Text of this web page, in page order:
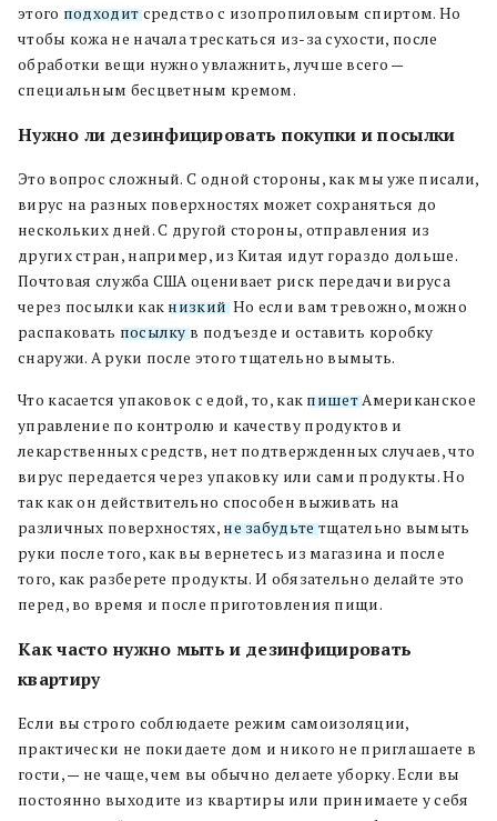
этого подходитсредство с изопропиловым спиртом. Но
чтобы кожа не начала трескаться из-за сухости, после
обработки вещи нужно увлажнить, лучше всего —
специальным бесцветным кремом.
Нужно ли дезинфицировать покупки и посылки
Это вопрос сложный. С одной стороны, как мы уже писали,
вирус на разных поверхностях может сохраняться до
нескольких дней. С другой стороны, отправления из
других стран, например, из Китая идут гораздо дольше.
Почтовая служба США оценивает риск передачи вируса
через посылки как низкий. Но если вам тревожно, можно
распаковать посылкув подъезде и оставить коробку
снаружи. А руки после этого тщательно вымыть.
Что касается упаковок с едой, то, как пишетАмериканское
управление по контролю и качеству продуктов и
лекарственных средств, нет подтвержденных случаев, что
вирус передается через упаковку или сами продукты. Но
так как он действительно способен выживать на
различных поверхностях, не забудьтетщательно вымыть
руки после того, как вы вернетесь из магазина и после
того, как разберете продукты. И обязательно делайте это
перед, во время и после приготовления пищи.
Как часто нужно мыть и дезинфицировать
квартиру
Если вы строго соблюдаете режим самоизоляции,
практически не покидаете дом и никого не приглашаете в
гости, — не чаще, чем вы обычно делаете уборку. Если вы
постоянно выходите из квартиры или принимаете у себя